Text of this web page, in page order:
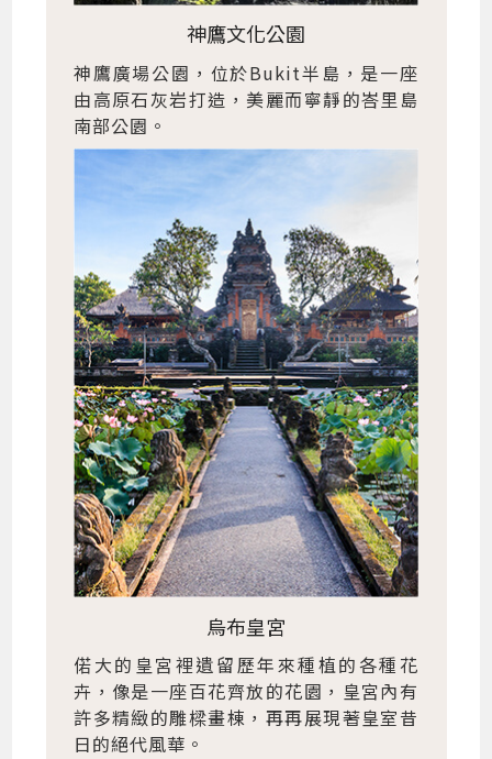
神鷹文化公園
神鷹廣場公園，位於Bukit半島，是一座
由高原石灰岩打造，美麗而寧靜的峇里島
南部公園。
烏布皇宮
偌大的皇宮裡遺留歷年來種植的各種花
卉，像是一座百花齊放的花園，皇宮內有
許多精緻的雕樑畫棟，再再展現著皇室昔
日的絕代風華。